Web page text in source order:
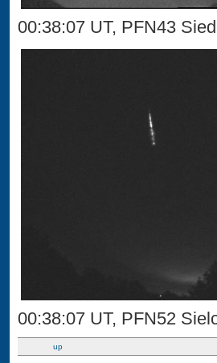
00:38:07 UT, PFN43
00:38:07 UT, PFN52
up